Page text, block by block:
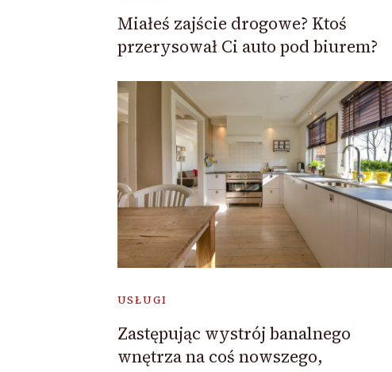
Miałeś zajście drogowe? Ktoś
przerysował Ci auto pod biurem?
USŁUGI
Zastępując wystrój banalnego
wnętrza na coś nowszego,